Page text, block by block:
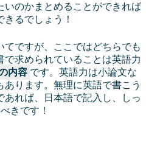
いのかまとめることができれば
るでしょう！
てですが、ここではどちらでも
で求められていることは英語力
内容 です。英語力は小論文な
ります。無理に英語で書こう
あれば、日本語で記入し、しっ
きです！